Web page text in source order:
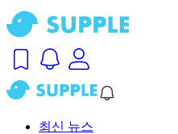
최신 뉴스